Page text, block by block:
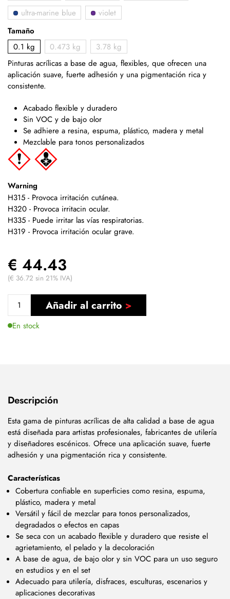
ultra-marine blue
violet
Tamaño
0.1 kg
0.473 kg
3.78 kg
Pinturas acrílicas a base de agua, flexibles, que ofrecen una
aplicación suave, fuerte adhesión y una pigmentación rica y
consistente.
Acabado flexible y duradero
Sin VOC y de bajo olor
Se adhiere a resina, espuma, plástico, madera y metal
Mezclable para tonos personalizados
Warning
H315 - Provoca irritación cutánea.
H320 - Provoca irritacin ocular.
H335 - Puede irritar las vías respiratorias.
H319 - Provoca irritación ocular grave.
€ 44.43
(€ 36.72 sin 21% IVA)
Añadir al carrito
En stock
Descripción
Esta gama de pinturas acrílicas de alta calidad a base de agua
está diseñada para artistas profesionales, fabricantes de utilería
y diseñadores escénicos. Ofrece una aplicación suave, fuerte
adhesión y una pigmentación rica y consistente.
Características
Cobertura confiable en superficies como resina, espuma,
plástico, madera y metal
Versátil y fácil de mezclar para tonos personalizados,
degradados o efectos en capas
Se seca con un acabado flexible y duradero que resiste el
agrietamiento, el pelado y la decoloración
A base de agua, de bajo olor y sin VOC para un uso seguro
en estudios y en el set
Adecuado para utilería, disfraces, esculturas, escenarios y
aplicaciones decorativas